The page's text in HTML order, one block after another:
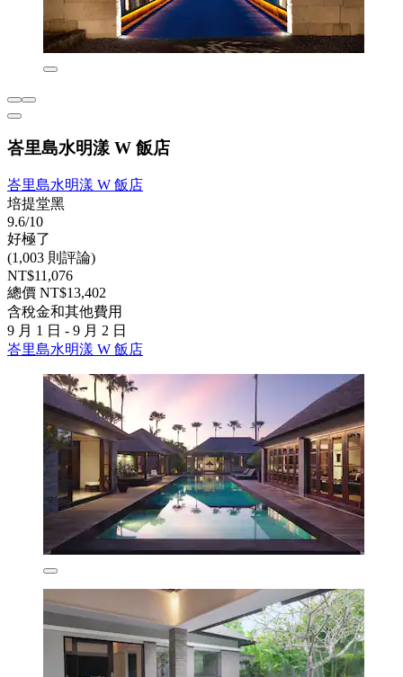
峇里島水明漾 W 飯店
峇里島水明漾 W 飯店
培提堂黑
9.6/10
好極了
(1,003 則評論)
NT$11,076
總價 NT$13,402
含稅金和其他費用
9 月 1 日 - 9 月 2 日
峇里島水明漾 W 飯店